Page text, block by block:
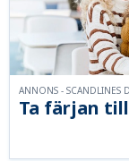
Ta färjan
ANNONS - SCANDLINES